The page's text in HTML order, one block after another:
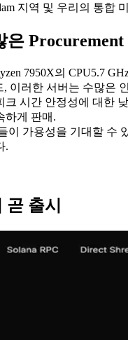
지역 및 우리의 통합
은
7950X의 CPU5.7
, 이러한 서버는 수많은
시간 안정성에 대한
하게 판매.
이 가용성을 기대할 수
.
출시